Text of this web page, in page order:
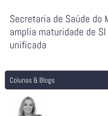
Secretaria de Saúde do
amplia maturidade de
unificada
Colunas & Blogs